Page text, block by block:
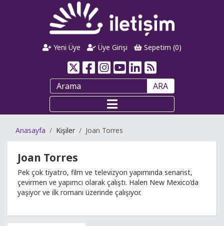
Yeni Üye Üye Girişi Sepetim (0)
ARA
Anasayfa Kişiler Joan Torres
Joan Torres
Pek çok tiyatro, film ve televizyon yapımında senarist,
çevirmen ve yapımcı olarak çalıştı. Halen New Mexico’da
yaşıyor ve ilk romanı üzerinde çalışıyor.